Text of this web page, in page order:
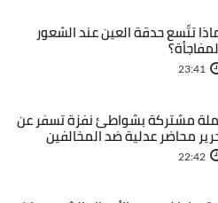
تتّسع حدقة العين عند الشعور
23:41
مشتركة بشواطئ نفزة تسفر عن
محاضر عدلية ضد المخالفين
22:42